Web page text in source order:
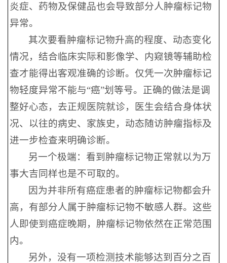
炎症、药物及保健品也会导致部分人肿瘤标记物
异常。
其次要看肿瘤标记物升高的程度、动态变化
情况，结合临床实际和影像学、内窥镜等辅助检
查才能得出客观准确的诊断。仅凭一次肿瘤标记
物轻度异常不能与“癌”划等号。正确的做法是调
整好心态，去正规医院就诊，医生会结合身体状
况、以往的病史、家族史，动态随访肿瘤指标及
进一步检查来明确诊断。
另一个极端：看到肿瘤标记物正常就以为万
事大吉同样也是不可取的。
因为并非所有癌症患者的肿瘤标记物都会升
高，有部分人属于肿瘤标记物不敏感人群。这些
人即使到癌症晚期，肿瘤标记物依然在正常范围
内。
另外，没有一项检测技术能够达到百分之百